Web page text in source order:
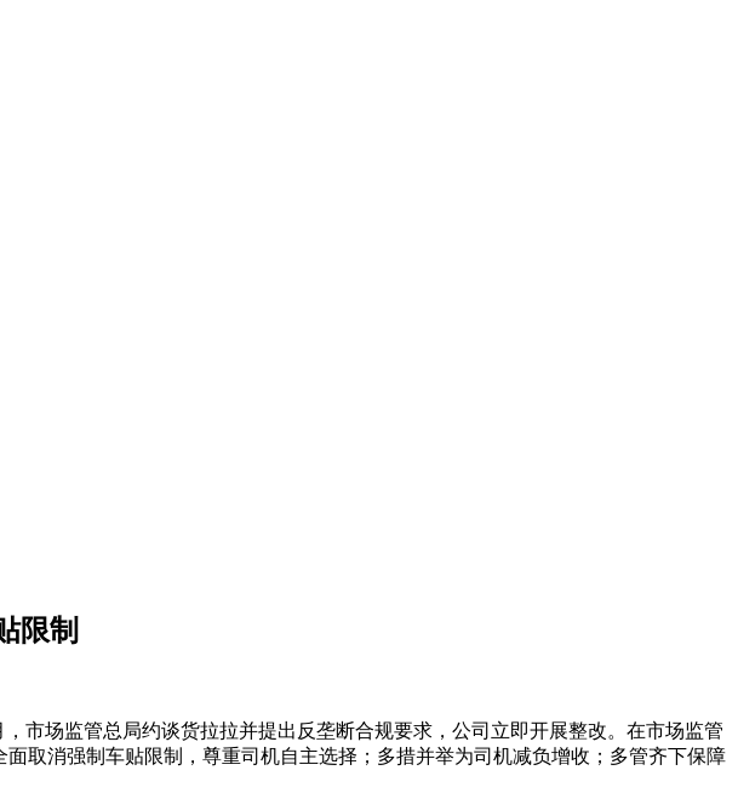
限制
市场监管总局约谈货拉拉并提出反垄断合规要求，公司立即开展整改。在市场监管
取消强制车贴限制，尊重司机自主选择；多措并举为司机减负增收；多管齐下保障